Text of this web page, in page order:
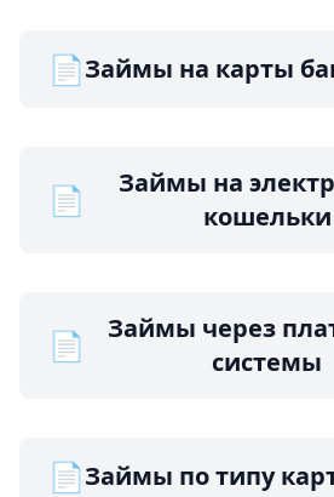
📄Займы на карты
📄
Займы на
кошельки
📄
Займы через
системы
📄Займы по типу